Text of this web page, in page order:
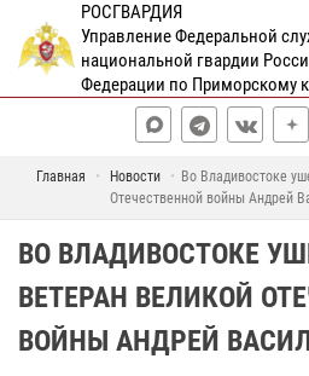
РОСГВАРДИЯ
Управление Федеральной
национальной гвардии
Федерации по Приморскому
Главная Новости
Во Владивостоке
Отечественной войны Андрей
ВО ВЛАДИВОСТОКЕ
ВЕТЕРАН ВЕЛИКОЙ
ВОЙНЫ АНДРЕЙ